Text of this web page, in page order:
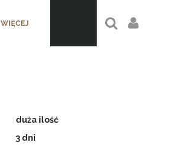
WIĘCEJ
duża ilość
3 dni